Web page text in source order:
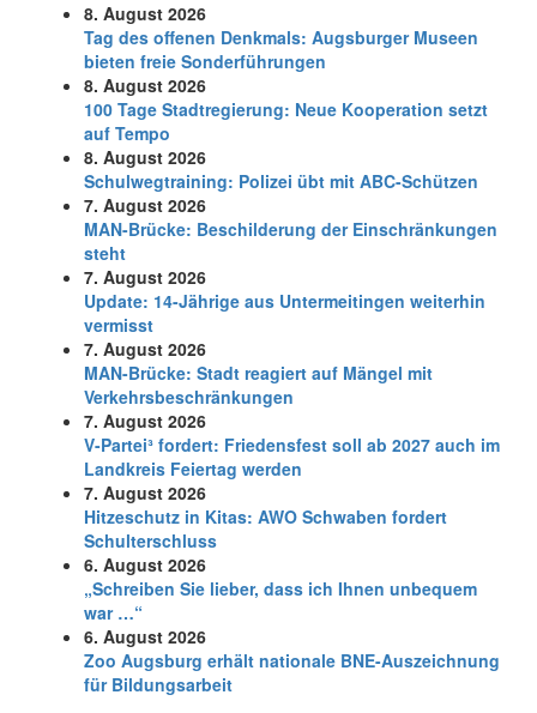
8. August 2026
Tag des offenen Denkmals: Augsburger Museen
bieten freie Sonderführungen
8. August 2026
100 Tage Stadtregierung: Neue Kooperation setzt
auf Tempo
8. August 2026
Schul­weg­trai­ning: Poli­zei übt mit ABC-Schüt­zen
7. August 2026
MAN-Brücke: Beschilderung der Einschränkungen
steht
7. August 2026
Update: 14-Jährige aus Untermeitingen weiterhin
vermisst
7. August 2026
MAN-Brücke: Stadt reagiert auf Mängel mit
Verkehrsbeschränkungen
7. August 2026
V-Partei­³ fordert: Friedens­fest soll ab 2027 auch im
Land­kreis Feier­tag werden
7. August 2026
Hitzeschutz in Kitas: AWO Schwaben fordert
Schulterschluss
6. August 2026
„Schreiben Sie lieber, dass ich Ihnen unbequem
war …“
6. August 2026
Zoo Augsburg erhält nationale BNE-Auszeichnung
für Bildungsarbeit